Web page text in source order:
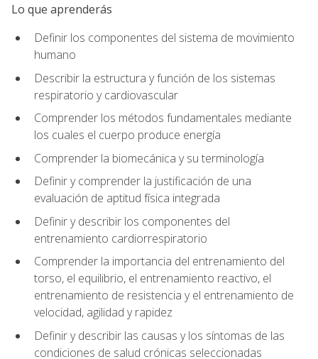
Lo que aprenderás
Definir los componentes del sistema de movimiento
humano
Describir la estructura y función de los sistemas
respiratorio y cardiovascular
Comprender los métodos fundamentales mediante
los cuales el cuerpo produce energía
Comprender la biomecánica y su terminología
Definir y comprender la justificación de una
evaluación de aptitud física integrada
Definir y describir los componentes del
entrenamiento cardiorrespiratorio
Comprender la importancia del entrenamiento del
torso, el equilibrio, el entrenamiento reactivo, el
entrenamiento de resistencia y el entrenamiento de
velocidad, agilidad y rapidez
Definir y describir las causas y los síntomas de las
condiciones de salud crónicas seleccionadas